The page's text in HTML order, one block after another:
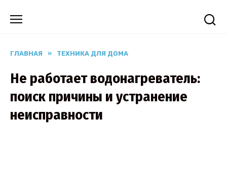
ГЛАВНАЯ » ТЕХНИКА ДЛЯ ДОМА
Не работает водонагреватель:
поиск причины и устранение
неисправности